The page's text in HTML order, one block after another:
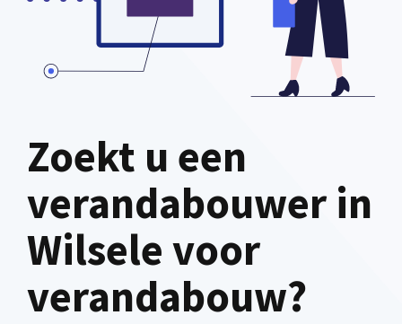
Zoekt u een
verandabouwer in
Wilsele voor
verandabouw?